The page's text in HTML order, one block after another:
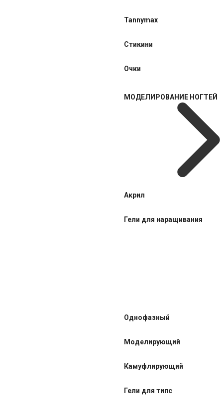
Tannymax
Стикини
Очки
МОДЕЛИРОВАНИЕ НОГТЕЙ
Акрил
Гели для наращивания
Однофазный
Моделирующий
Камуфлирующий
Гели для типс